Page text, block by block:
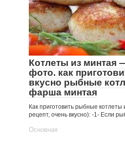
Котлеты из минтая
фото. как
вкусно рыбные
фарша минтая
Как приготовить рыбные
рецепт, очень вкусно): -1- Если
Основная